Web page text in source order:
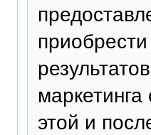
этой и